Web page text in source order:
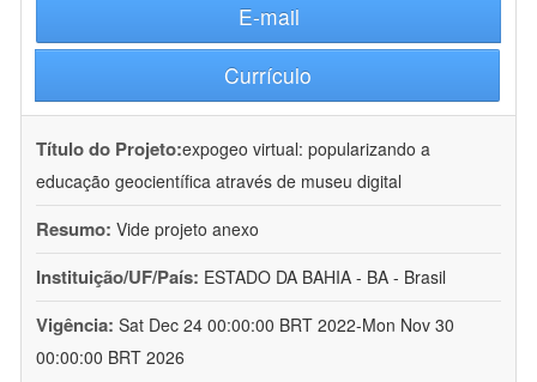
E-mail
Currículo
Título do Projeto:expogeo virtual: popularizando a
educação geocientífica através de museu digital
Resumo: Vide projeto anexo
Instituição/UF/País: ESTADO DA BAHIA - BA - Brasil
Vigência: Sat Dec 24 00:00:00 BRT 2022-Mon Nov 30
00:00:00 BRT 2026